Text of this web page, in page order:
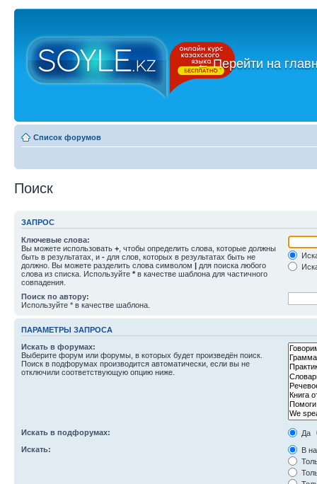
←Перейти на
Список форумов
Поиск
ЗАПРОС
Ключевые слова:
Вы можете использовать + , чтобы определить слова, которые должны
быть в результатах, и - для слов, которых в результатах быть не
должно. Вы можете разделить слова символом | для поиска любого
слова из списка. Используйте * в качестве шаблона для частичного
совпадения.
Поиск по автору:
Используйте * в качестве шаблона.
ПАРАМЕТРЫ ЗАПРОСА
Искать в форумах:
Выберите форум или форумы, в которых будет произведён поиск.
Поиск в подфорумах производится автоматически, если вы не
отключили соответствующую опцию ниже.
Искать в подфорумах:
Да
Искать:
В